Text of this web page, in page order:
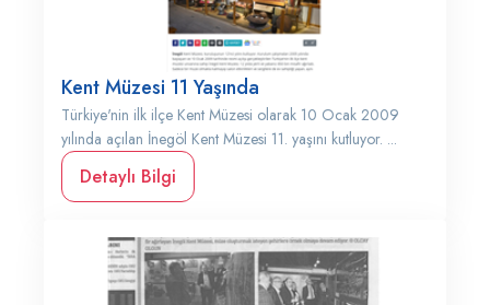
Kent Müzesi 11 Yaşında
Türkiye'nin ilk ilçe Kent Müzesi olarak 10 Ocak 2009
yılında açılan İnegöl Kent Müzesi 11. yaşını kutluyor. ...
Detaylı Bilgi